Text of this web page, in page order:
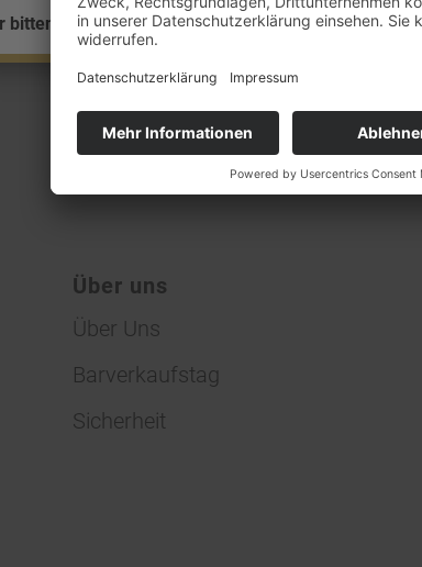
Welt
Über uns
Über Uns
Barverkaufstag
Sicherheit
bitten um Ihr Verständnis!